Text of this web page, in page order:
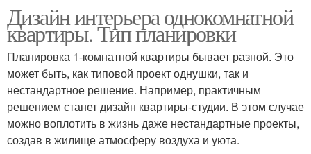
Дизайн интерьера однокомнатной
квартиры. Тип планировки
Планировка 1-комнатной квартиры бывает разной. Это
может быть, как типовой проект однушки, так и
нестандартное решение. Например, практичным
решением станет дизайн квартиры-студии. В этом случае
можно воплотить в жизнь даже нестандартные проекты,
создав в жилище атмосферу воздуха и уюта.